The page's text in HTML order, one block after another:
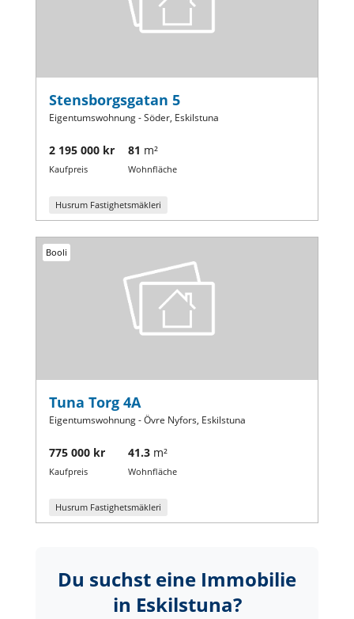
Stensborgsgatan 5
Eigentumswohnung - Söder, Eskilstuna
2 195 000 kr
Kaufpreis
81 m²
Wohnfläche
Husrum Fastighetsmäkleri
Booli
Tuna Torg 4A
Eigentumswohnung - Övre Nyfors, Eskilstuna
775 000 kr
Kaufpreis
41.3 m²
Wohnfläche
Husrum Fastighetsmäkleri
Du suchst eine Immobilie
in Eskilstuna?